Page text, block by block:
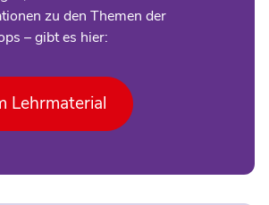
zu den Themen der
– gibt es hier:
Lehrmaterial